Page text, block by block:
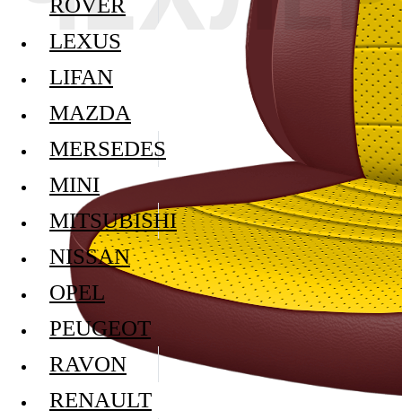
ROVER
LEXUS
LIFAN
MAZDA
MERSEDES
MINI
MITSUBISHI
NISSAN
OPEL
PEUGEOT
RAVON
RENAULT